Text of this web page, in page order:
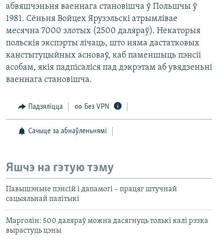
абвяшчэньня ваеннага становішча ў Польшчы ў
1981. Сёньня Войцех Ярузэльскі атрымлівае
месячна 7000 злотых (2500 даляраў). Некаторыя
польскія экспэрты лічаць, што няма дастатковых
канстытуцыйных асноваў, каб паменшыць пэнсіі
асобам, якія падпісаліся пад дэкрэтам аб увядзеньні
ваеннага становішча.
Падзяліцца Без VPN
Сачыце за абнаўленьнямі
Яшчэ на гэтую тэму
Павышэньне пэнсій і дапамогі – працяг штучнай
сацыяльнай палітыкі
Марголін: 500 даляраў можна дасягнуць толькі калі рэзка
вырастуць цэны